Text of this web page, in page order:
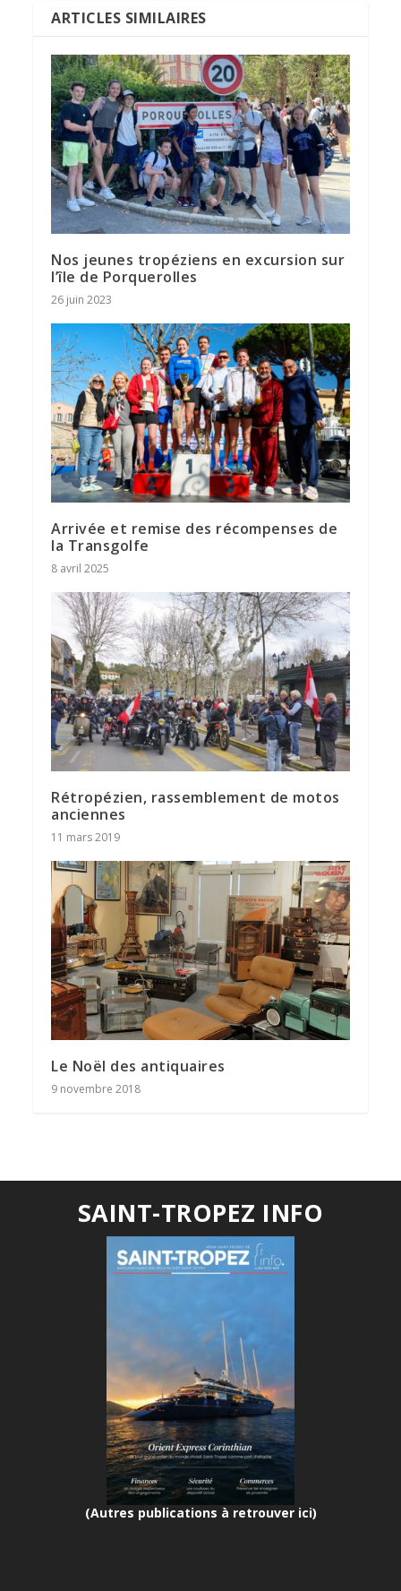
ARTICLES SIMILAIRES
Nos jeunes tropéziens en excursion sur
l’île de Porquerolles
26 juin 2023
Arrivée et remise des récompenses de
la Transgolfe
8 avril 2025
Rétropézien, rassemblement de motos
anciennes
11 mars 2019
Le Noël des antiquaires
9 novembre 2018
SAINT-TROPEZ INFO
(Autres publications à retrouver ici)